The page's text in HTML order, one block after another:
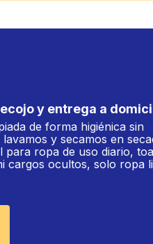
y entrega a
de forma higiénica sin
y secamos en
para ropa de uso diario,
cargos ocultos, solo ropa